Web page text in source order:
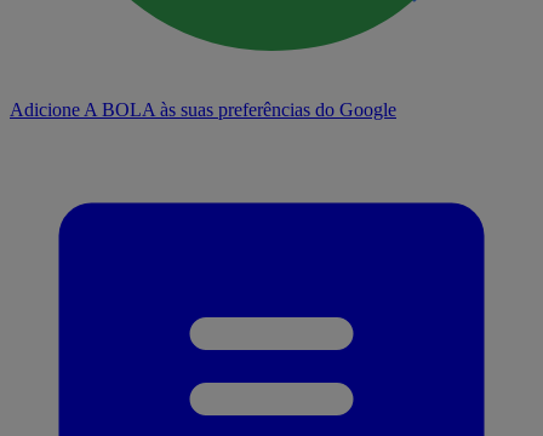
Adicione A BOLA às suas preferências do Google